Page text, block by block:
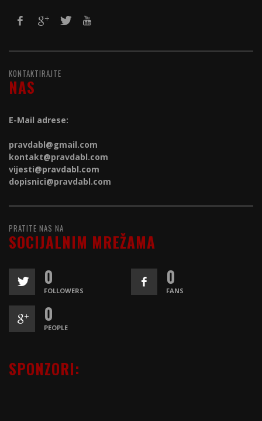
KONTAKTIRAJTE
NAS
E-Mail adrese:
pravdabl@gmail.com
kontakt@pravdabl.com
vijesti@pravdabl.com
dopisnici@pravdabl.com
PRATITE NAS NA
SOCIJALNIM MREŽAMA
0
FOLLOWERS
0
FANS
0
PEOPLE
SPONZORI: